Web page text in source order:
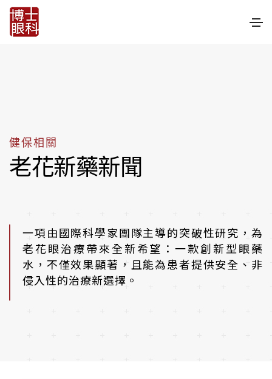
健保相關
老花新藥新聞
一項由國際科學家團隊主導的突破性研究，為
老花眼治療帶來全新希望：一款創新型眼藥
水，不僅效果顯著，且能為患者提供安全、非
侵入性的治療新選擇。